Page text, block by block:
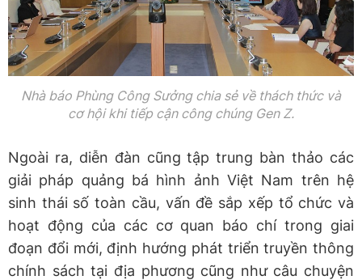
Nhà báo Phùng Công Sưởng chia sẻ về thách thức và
cơ hội khi tiếp cận công chúng Gen Z.
Ngoài ra, diễn đàn cũng tập trung bàn thảo các
giải pháp quảng bá hình ảnh Việt Nam trên hệ
sinh thái số toàn cầu, vấn đề sắp xếp tổ chức và
hoạt động của các cơ quan báo chí trong giai
đoạn đổi mới, định hướng phát triển truyền thông
chính sách tại địa phương cũng như câu chuyện